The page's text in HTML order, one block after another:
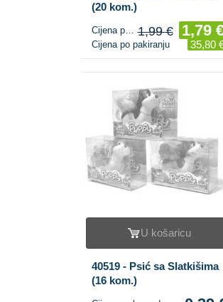
(20 kom.)
Cijena po komadu 1,99 € 1,79
Cijena po pakiranju 35,80
U košaricu
40519 - Psić sa Slatkišima
(16 kom.)